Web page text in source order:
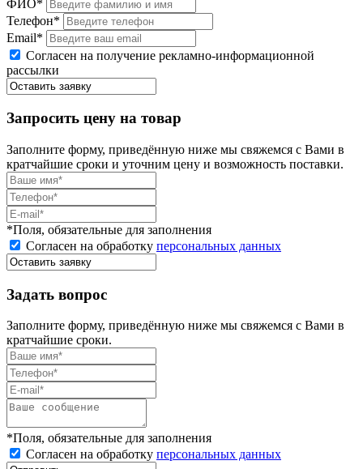
ФИО*
Телефон*
Email*
Согласен на получение рекламно-информационной
рассылки
Запросить цену на товар
Заполните форму, приведённую ниже мы свяжемся с Вами в
кратчайшие сроки и уточним цену и возможность поставки.
*Поля, обязательные для заполнения
Согласен на обработку персональных данных
Задать вопрос
Заполните форму, приведённую ниже мы свяжемся с Вами в
кратчайшие сроки.
*Поля, обязательные для заполнения
Согласен на обработку персональных данных